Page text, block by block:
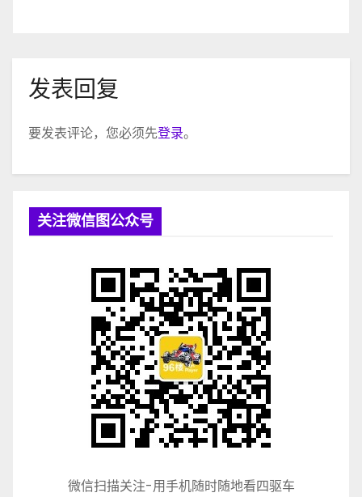
发表回复
要发表评论，您必须先登录。
关注微信图公众号
微信扫描关注-用手机随时随地看四驱车